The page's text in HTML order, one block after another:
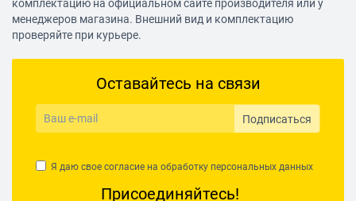
комплектацию на официальном сайте производителя или у
менеджеров магазина. Внешний вид и комплектацию
проверяйте при курьере.
Оставайтесь на связи
Подписаться
Я даю свое согласие на обработку персональных данных
Присоединяйтесь!